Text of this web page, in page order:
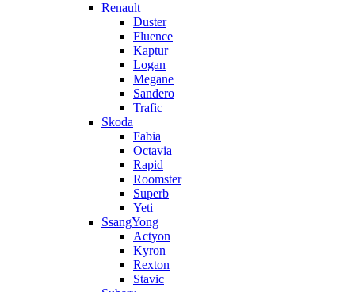
Renault
Duster
Fluence
Kaptur
Logan
Megane
Sandero
Trafic
Skoda
Fabia
Octavia
Rapid
Roomster
Superb
Yeti
SsangYong
Actyon
Kyron
Rexton
Stavic